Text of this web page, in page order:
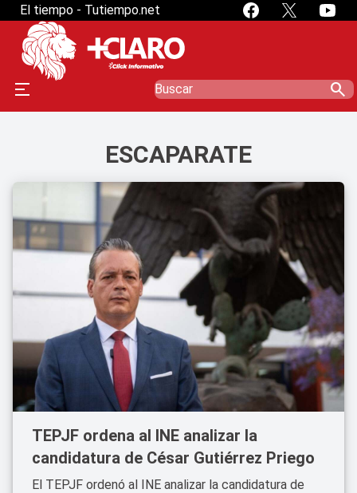
El tiempo - Tutiempo.net
search
ESCAPARATE
TEPJF ordena al INE analizar la
candidatura de César Gutiérrez Priego
El TEPJF ordenó al INE analizar la candidatura de